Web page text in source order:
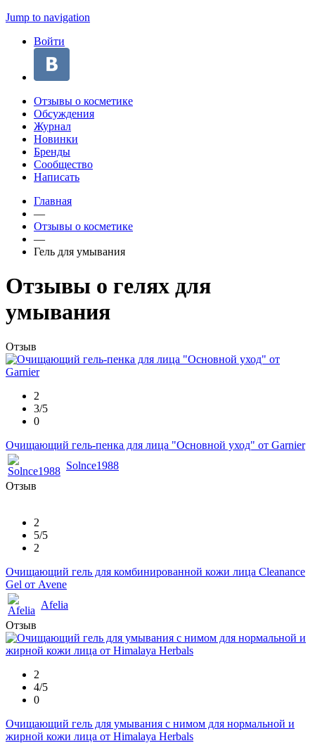
Jump to navigation
Войти
Отзывы о косметике
Обсуждения
Журнал
Новинки
Бренды
Сообщество
Написать
Главная
—
Отзывы о косметике
—
Гель для умывания
Отзывы о гелях для
умывания
Отзыв
2
3/5
0
Очищающий гель-пенка для лица "Основной уход" от Garnier
Solnce1988
Отзыв
2
5/5
2
Очищающий гель для комбинированной кожи лица Cleanance
Gel от Avene
Afelia
Отзыв
2
4/5
0
Очищающий гель для умывания с нимом для нормальной и
жирной кожи лица от Himalaya Herbals